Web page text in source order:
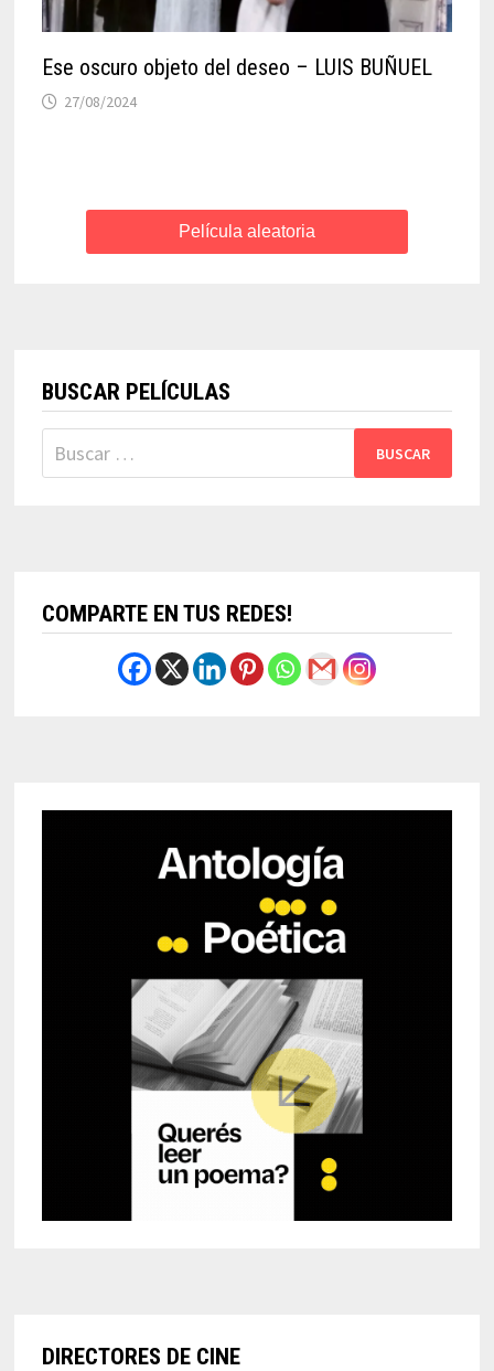
Ese oscuro objeto del deseo – LUIS BUÑUEL
27/08/2024
Película aleatoria
BUSCAR PELÍCULAS
Buscar:
COMPARTE EN TUS REDES!
DIRECTORES DE CINE